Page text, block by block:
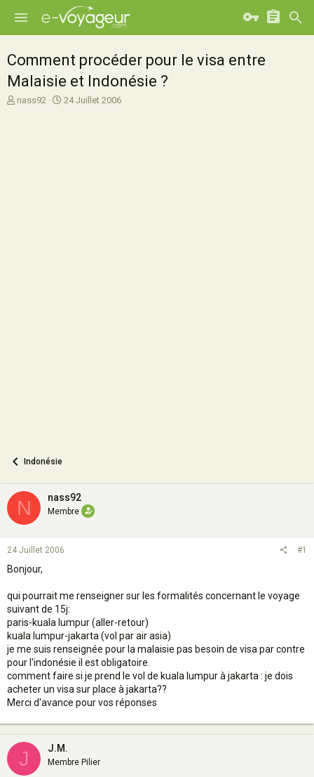
Comment procéder pour le visa entre
Malaisie et Indonésie ?
A
nass92
D
24 Juillet 2006
Indonésie
N nass92
Membre
24 Juillet 2006 #1
Bonjour,
qui pourrait me renseigner sur les formalités concernant le voyage
suivant de 15j:
paris-kuala lumpur (aller-retour)
kuala lumpur-jakarta (vol par air asia)
je me suis renseignée pour la malaisie pas besoin de visa par contre
pour l'indonésie il est obligatoire.
comment faire si je prend le vol de kuala lumpur à jakarta : je dois
acheter un visa sur place à jakarta??
Merci d'avance pour vos réponses
J J.M.
Membre Pilier